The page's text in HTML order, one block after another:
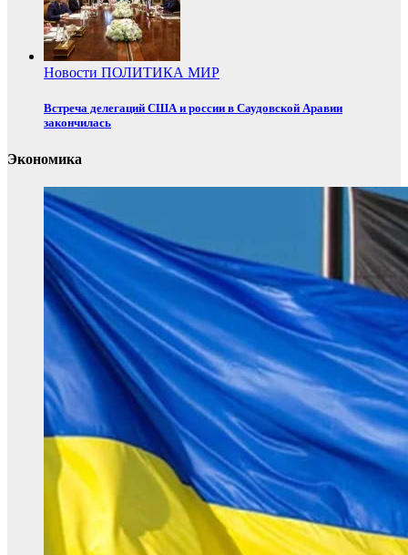
Новости ПОЛИТИКА МИР
Встреча делегаций США и россии в Саудовской Аравии
закончилась
Экономика